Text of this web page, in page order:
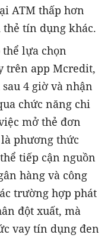
ATM thấp hơn
tín dụng khác.
lựa chọn
trên app Mcredit,
4 giờ và nhận
chức năng chi
mở thẻ đơn
phương thức
tiếp cận nguồn
hàng và công
trường hợp phát
đột xuất, mà
vay tín dụng đen